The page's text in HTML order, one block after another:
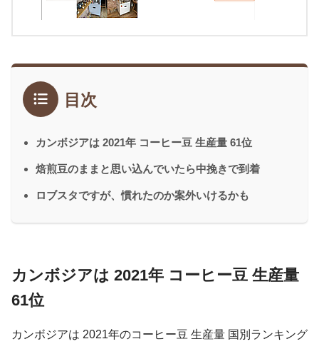
目次
カンボジアは 2021年 コーヒー豆 生産量 61位
焙煎豆のままと思い込んでいたら中挽きで到着
ロブスタですが、慣れたのか案外いけるかも
カンボジアは 2021年 コーヒー豆 生産量
61位
カンボジアは 2021年のコーヒー豆 生産量 国別ランキング